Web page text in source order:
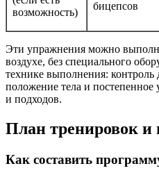
возможность)
бицепсов
Эти упражнения можно
воздухе, без специального
технике выполнения:
положение тела и постепенное
и подходов.
План тренировок и
Как составить